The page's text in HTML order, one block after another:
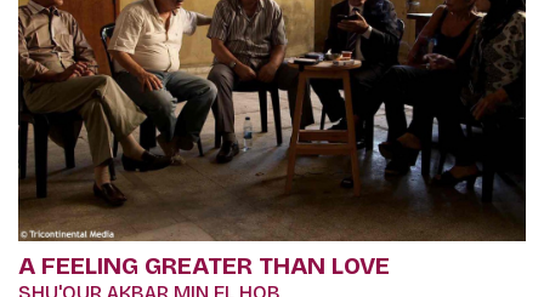
A FEELING GREATER THAN LOVE